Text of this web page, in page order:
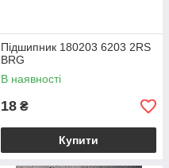
Підшипник 180203 6203 2RS
BRG
В наявності
18 ₴
Купити